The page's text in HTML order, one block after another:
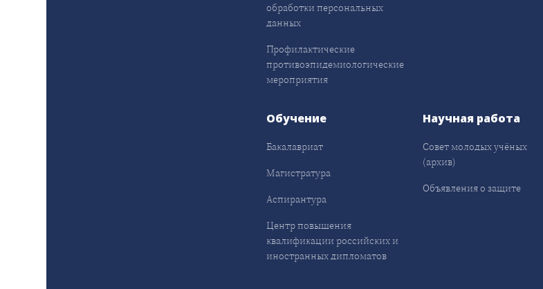
обработки персональных
данных
Профилактические
противоэпидемиологические
мероприятия
Обучение
Бакалавриат
Магистратура
Аспирантура
Центр повышения
квалификации российских и
иностранных дипломатов
Научная работа
Совет молодых учёных
(архив)
Объявления о защите